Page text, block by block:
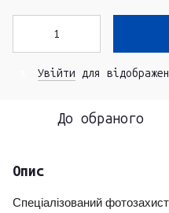
Увійти для
До обраного
Опис
Спеціалізований